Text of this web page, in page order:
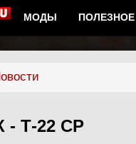
МОДЫ ПОЛЕЗНОЕ
Т-22 СР